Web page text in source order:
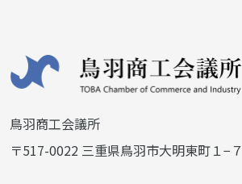
鳥羽商工会議所
〒517-0022 三重県鳥羽市大明東町１−７